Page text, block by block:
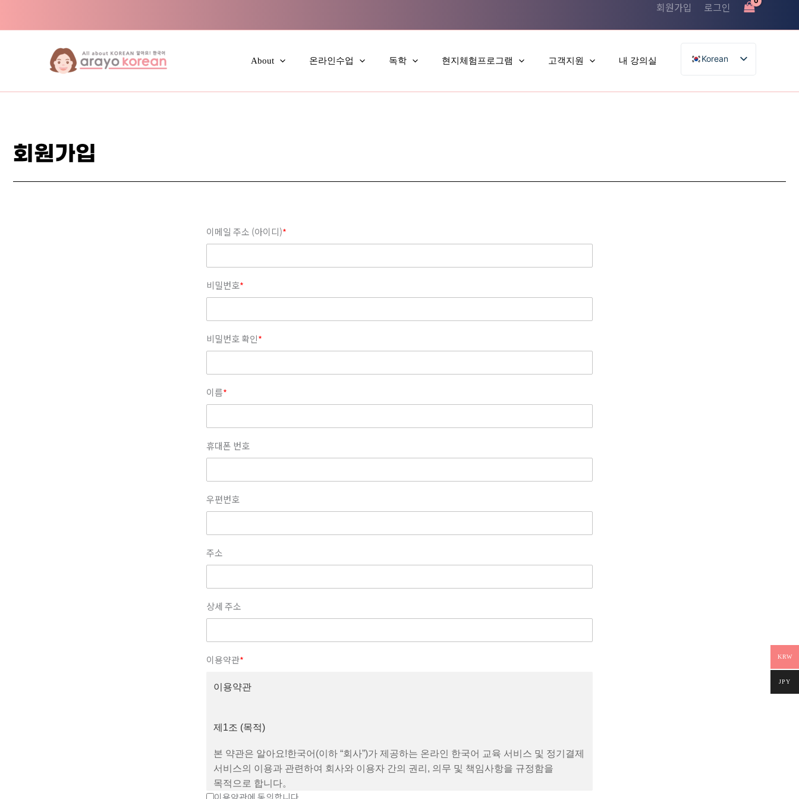
회원가입 로그인
About 온라인수업 독학 현지체험프로그램 고객지원 내 강의실 Korean
회원가입
이메일 주소 (아이디)*
비밀번호*
비밀번호 확인*
이름*
휴대폰 번호
우편번호
주소
상세 주소
이용약관*
이용약관
제1조 (목적)
본 약관은 알아요!한국어(이하 “회사”)가 제공하는 온라인 한국어 교육 서비스 및 정기결제
서비스의 이용과 관련하여 회사와 이용자 간의 권리, 의무 및 책임사항을 규정함을
목적으로 합니다。
KRW
JPY